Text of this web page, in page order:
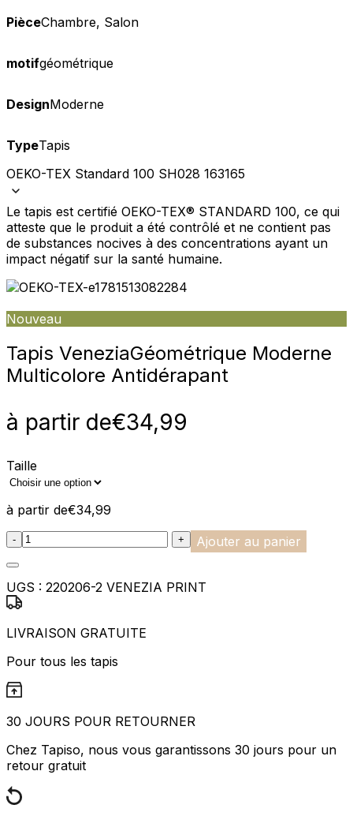
PièceChambre, Salon
motifgéométrique
DesignModerne
TypeTapis
OEKO-TEX Standard 100 SH028 163165
Le tapis est certifié OEKO-TEX® STANDARD 100, ce qui
atteste que le produit a été contrôlé et ne contient pas
de substances nocives à des concentrations ayant un
impact négatif sur la santé humaine.
Nouveau
Tapis VeneziaGéométrique Moderne
Multicolore Antidérapant
à partir de€34,99
Taille
à partir de€34,99
:product_name quantity
- + Ajouter au panier
UGS : 220206-2 VENEZIA PRINT
LIVRAISON GRATUITE
Pour tous les tapis
30 JOURS POUR RETOURNER
Chez Tapiso, nous vous garantissons 30 jours pour un
retour gratuit